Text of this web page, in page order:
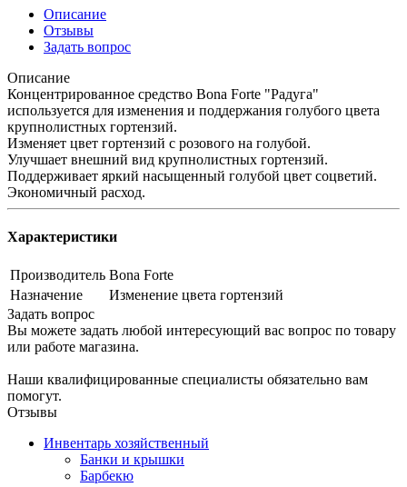
Описание
Отзывы
Задать вопрос
Описание
Концентрированное средство Bona Forte "Радуга"
используется для изменения и поддержания голубого цвета
крупнолистных гортензий.
Изменяет цвет гортензий с розового на голубой.
Улучшает внешний вид крупнолистных гортензий.
Поддерживает яркий насыщенный голубой цвет соцветий.
Экономичный расход.
Характеристики
Производитель Bona Forte
Назначение
Изменение цвета гортензий
Задать вопрос
Вы можете задать любой интересующий вас вопрос по товару
или работе магазина.
Наши квалифицированные специалисты обязательно вам
помогут.
Отзывы
Инвентарь хозяйственный
Банки и крышки
Барбекю